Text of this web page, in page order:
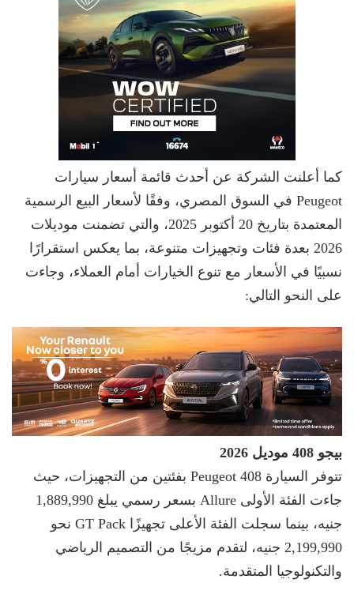
كما أعلنت الشركة عن أحدث قائمة أسعار سيارات
Peugeot في السوق المصري، وفقًا لأسعار البيع الرسمية
المعتمدة بتاريخ 20 أكتوبر 2025، والتي تضمنت موديلات
2026 بعدة فئات وتجهيزات متنوعة، بما يعكس استقرارًا
نسبيًا في الأسعار مع تنوع الخيارات أمام العملاء، وجاءت
على النحو التالي:
بيجو 408 موديل 2026
تتوفر السيارة Peugeot 408 بفئتين من التجهيزات، حيث
جاءت الفئة الأولى Allure بسعر رسمي يبلغ 1,889,990
جنيه، بينما سجلت الفئة الأعلى تجهيزًا GT Pack نحو
2,199,990 جنيه، لتقدم مزيجًا من التصميم الرياضي
والتكنولوجيا المتقدمة.